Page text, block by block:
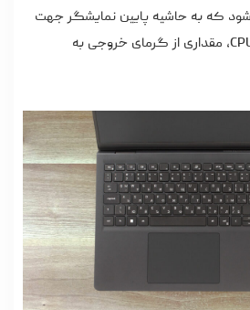
که به حاشیه پایین نمایشگر جهت
دارد. در زمان فشار بالا بر CPU، مقداری از گرمای خروجی به